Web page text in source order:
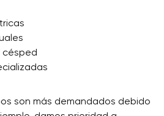
césped
son más demandados debido